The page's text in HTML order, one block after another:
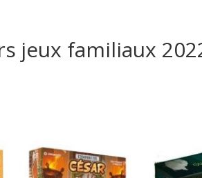
jeux familiaux